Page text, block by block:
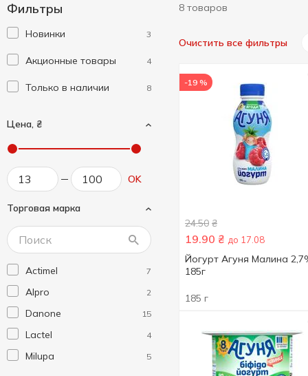
Фильтры
Новинки 3
Акционные товары 4
Только в наличии 8
Цена, ₴
OK
Торговая марка
Actimel 7
Alpro 2
Danone 15
Lactel 4
Milupa 5
8 товаров
Очистить все фильтры
-19 %
24.50 ₴
19.90 ₴ до 17.08
Йогурт Агуня Малина
185г
185 г